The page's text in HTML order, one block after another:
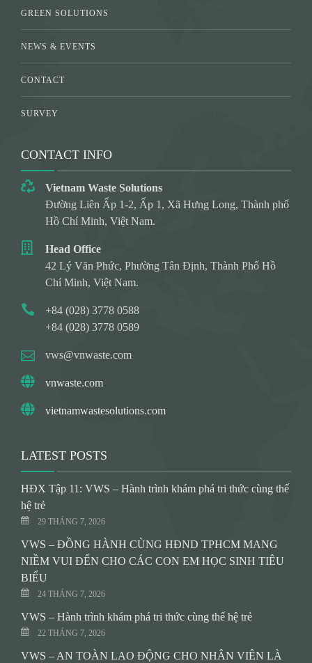
GREEN SOLUTIONS
NEWS & EVENTS
CONTACT
SURVEY
CONTACT INFO
Vietnam Waste Solutions
Đường Liên Ấp 1-2, Ấp 1, Xã Hưng Long, Thành phố
Hồ Chí Minh, Việt Nam.
Head Office
42 Lý Văn Phức, Phường Tân Định, Thành Phố Hồ
Chí Minh, Việt Nam.
+84 (028) 3778 0588
+84 (028) 3778 0589
vws@vnwaste.com
vnwaste.com
vietnamwastesolutions.com
LATEST POSTS
HĐX Tập 11: VWS – Hành trình khám phá tri thức cùng thế
hệ trẻ
29 THÁNG 7, 2026
VWS – ĐỒNG HÀNH CÙNG HĐND TPHCM MANG
NIỀM VUI ĐẾN CHO CÁC CON EM HỌC SINH TIÊU
BIỂU
24 THÁNG 7, 2026
VWS – Hành trình khám phá tri thức cùng thế hệ trẻ
22 THÁNG 7, 2026
VWS – AN TOÀN LAO ĐỘNG CHO NHÂN VIÊN LÀ